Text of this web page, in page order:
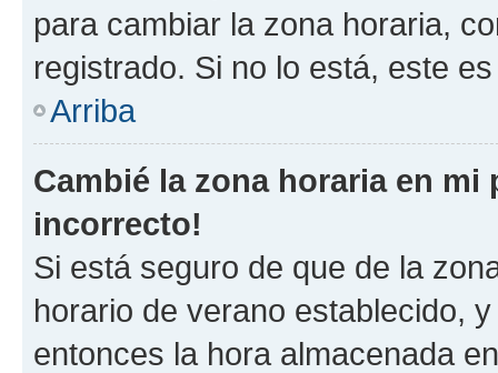
para cambiar la zona horaria,
registrado. Si no lo está, este
Arriba
Cambié la zona horaria en
incorrecto!
Si está seguro de que de la
horario de verano establecido,
entonces la hora almacenada